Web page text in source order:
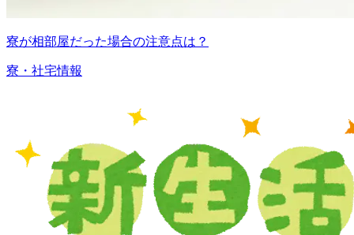
寮が相部屋だった場合の注意点は？
寮・社宅情報